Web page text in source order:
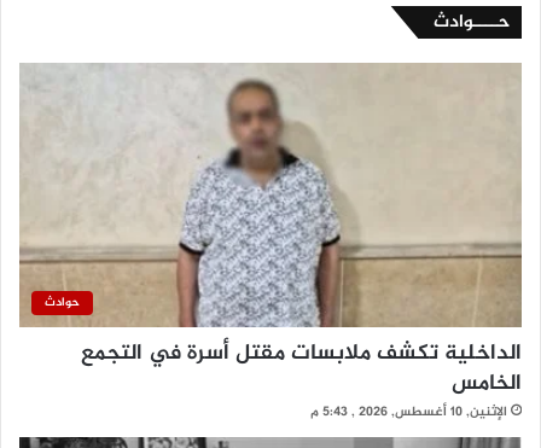
حــــوادث
حوادث
الداخلية تكشف ملابسات مقتل أسرة في التجمع
الخامس
الإثنين, 10 أغسطس, 2026 , 5:43 م